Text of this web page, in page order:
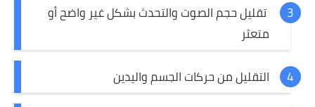
تقليل حجم الصوت والتحدث بشكل غير واضح أو
متعثر
التقليل من حركات الجسم واليدين